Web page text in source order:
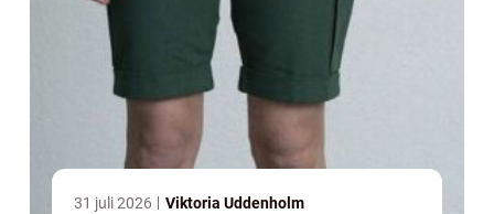
31 juli 2026 Viktoria Uddenholm